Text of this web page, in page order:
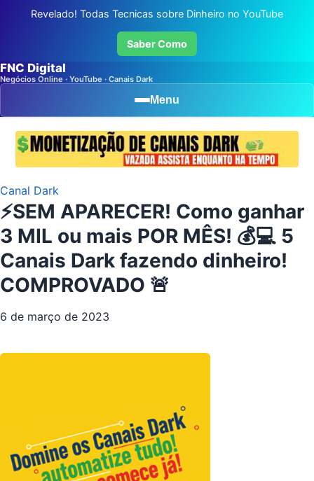
Revelado! Todas Tecnicas sobre Dinheiro no YouTube
Saber Como
FNC Digital
Negócios Online · YouTube · Canais Dark
Menu
Canal Dark
⚡SEM APARECER! Como ganhar
3 MIL ou mais POR MÊS! 💰💻 5
Canais Dark fazendo dinheiro!
COMPROVADO 🚨
6 de março de 2023